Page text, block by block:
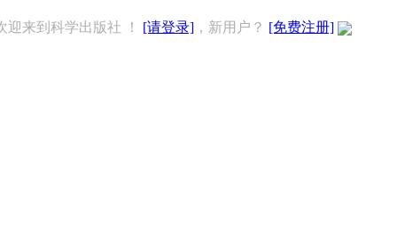
迎来到科学出版社 ！ [请登录] ，新用户？ [免费注册]